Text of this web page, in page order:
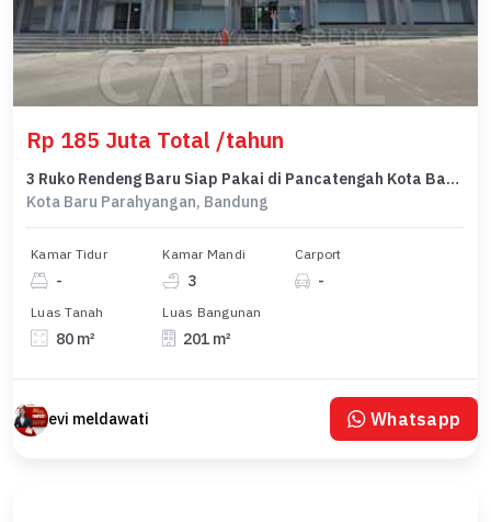
Rp 185 Juta Total /tahun
3 Ruko Rendeng Baru Siap Pakai di Pancatengah Kota Baru Parahyangan
Kota Baru Parahyangan, Bandung
Kamar Tidur
-
Kamar Mandi
3
Carport
-
Luas Tanah
80 m²
Luas Bangunan
201 m²
evi meldawati Whatsapp